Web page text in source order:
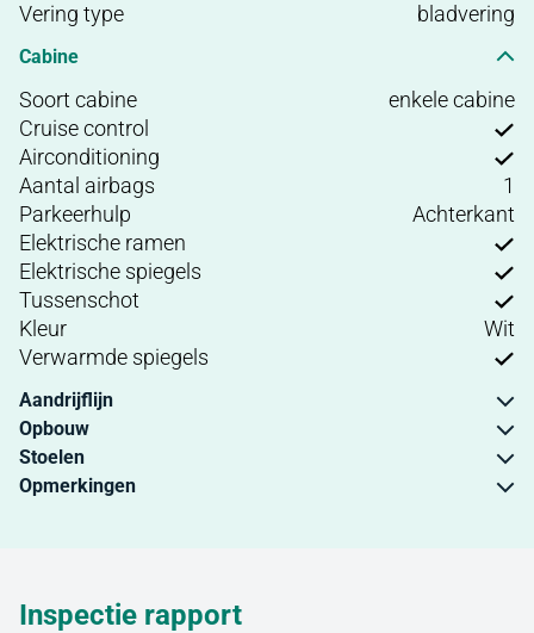
Vering type bladvering
Cabine
Soort cabine
enkele cabine
Cruise control
Airconditioning
Aantal airbags
1
Parkeerhulp
Achterkant
Elektrische ramen
Elektrische spiegels
Tussenschot
Kleur
Wit
Verwarmde spiegels
Aandrijflijn
Opbouw
Stoelen
Opmerkingen
Inspectie rapport